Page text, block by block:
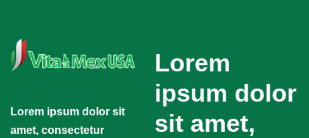
Lorem ipsum dolor sit
amet, consectetur
Lorem
ipsum dolor
sit amet,